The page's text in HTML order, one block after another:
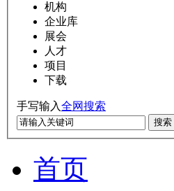
机构
企业库
展会
人才
项目
下载
手写输入全网搜索
搜索
首页